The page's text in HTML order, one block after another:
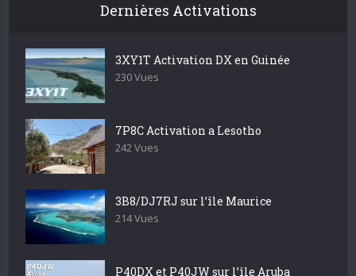
Dernières Activations
3XY1T Activation DX en Guinée
230 Vues
7P8C Activation a Lesotho
242 Vues
3B8/DJ7RJ sur l’île Maurice
214 Vues
P40DX et P40JW sur l’île Aruba